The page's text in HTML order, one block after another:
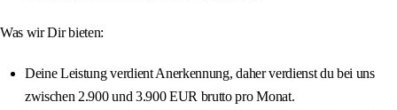
Was wir Dir bieten:
Deine Leistung verdient Anerkennung, daher verdienst du bei uns
zwischen 2.900 und 3.900 EUR brutto pro Monat.